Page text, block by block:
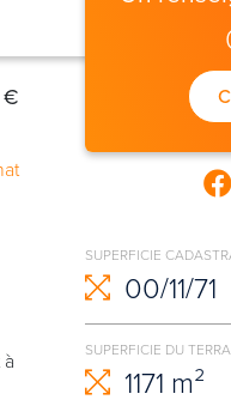
€
SUPERFICIE
00/11/71
SUPERFICIE DU
1171 m²